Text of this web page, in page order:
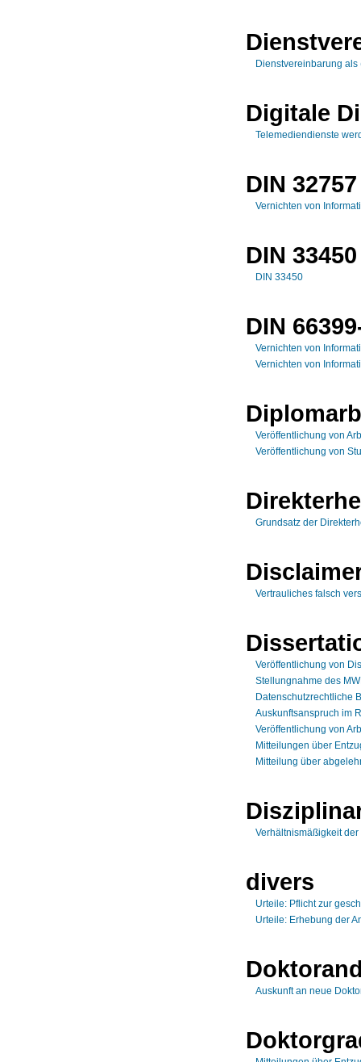
Dienstvereinbarung
Digitale
Telemediendienste
DIN 32757
Vernichten von
DIN 33450
DIN 33450
DIN
Vernichten von
Vernichten von
Veröffentlichung von
Veröffentlichung von
Grundsatz der
Vertrauliches falsch
Veröffentlichung von
Stellungnahme des
Datenschutzrechtliche
Auskunftsanspruch im
Veröffentlichung von
Mitteilungen über
Mitteilung über
Verhältnismäßigkeit
divers
Urteile: Pflicht zur
Urteile: Erhebung der
Auskunft an neue